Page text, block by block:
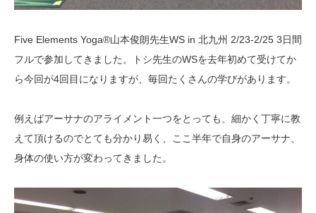
Five Elements Yoga®︎山本俊朗先生WS in 北九州 2/23-2/25 3日間
フルで参加してきました。トシ先生のWSを去年初めて受けてか
ら今回が4回目になりますが、毎回たくさんの学びがあります。
例えばアーサナのアライメント一つをとっても、細かく丁寧に教
えて頂けるのでとても分かり易く、ここ半年で自身のアーサナ、
身体の使い方が変わってきました。